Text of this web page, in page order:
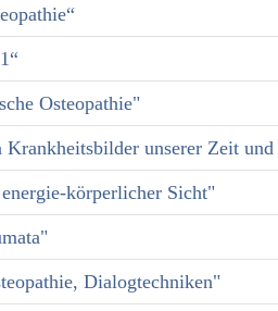
Osteopathie"
unserer Zeit
körperlicher Sicht"
Dialogtechniken"